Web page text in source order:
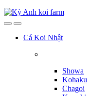
Cá Koi Nhật
Showa
Kohaku
Chagoi